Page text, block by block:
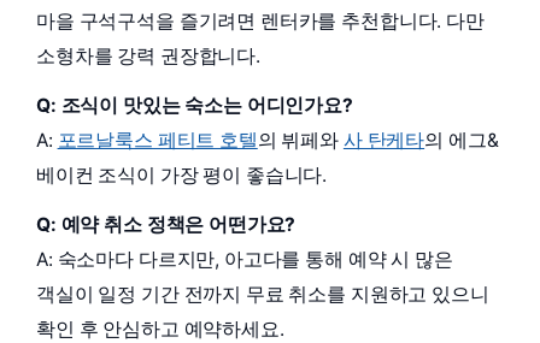
마을 구석구석을 즐기려면 렌터카를 추천합니다. 다만
소형차를 강력 권장합니다.
Q: 조식이 맛있는 숙소는 어디인가요?
A: 포르날룩스 페티트 호텔의 뷔페와 사 탄케타의 에그&
베이컨 조식이 가장 평이 좋습니다.
Q: 예약 취소 정책은 어떤가요?
A: 숙소마다 다르지만, 아고다를 통해 예약 시 많은
객실이 일정 기간 전까지 무료 취소를 지원하고 있으니
확인 후 안심하고 예약하세요.